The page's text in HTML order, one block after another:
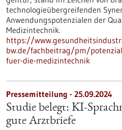
technologieübergreifenden
Anwendungspotenzialen der
Medizintechnik.
https://
bw.de/fachbeitrag/pm/
fuer-die-medizintechnik
Pressemitteilung - 25.09.2024
Studie belegt: KI-
gute Arztbriefe